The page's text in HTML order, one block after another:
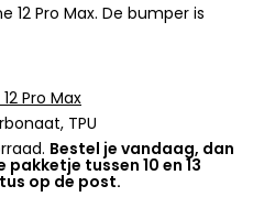
12 Pro Max. De bumper is
Pro Max
TPU
Bestel je vandaag, dan
pakketje tussen 10 en 13
op de post.